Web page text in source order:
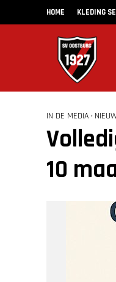
HOME KLEDING
IN DE MEDIA •
10